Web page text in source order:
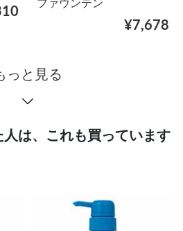
ファウンテン
¥7,678
っと見る
は、これも買っています